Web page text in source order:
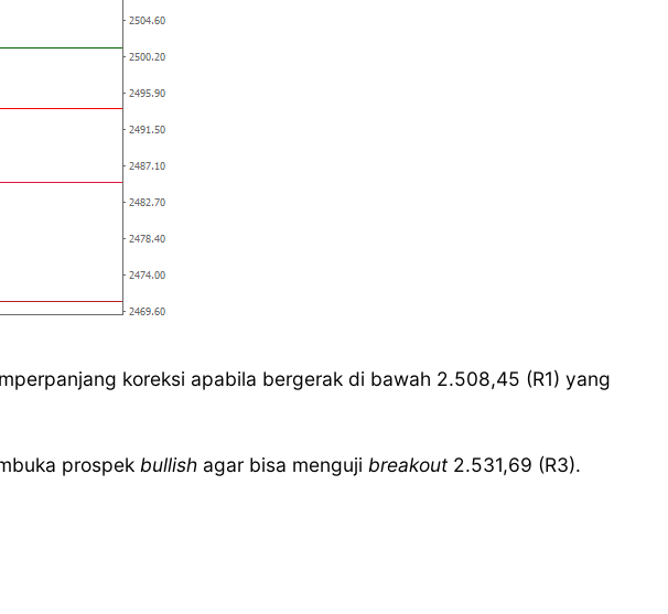
koreksi apabila bergerak di bawah 2.508,45 (R1) yang
prospek bullish agar bisa menguji breakout 2.531,69 (R3).